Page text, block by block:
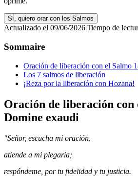
Sí, quiero orar con los Salmos
Actualizado el 09/06/2026|Tiempo de
Sommaire
Oración de liberación con el Salmo
Los 7 salmos de liberación
¡Reza por la liberación con Hozana!
Oración de liberación con
Domine exaudi
"Señor, escucha mi oración,
atiende a mi plegaria;
respóndeme, por tu fidelidad y tu justicia.